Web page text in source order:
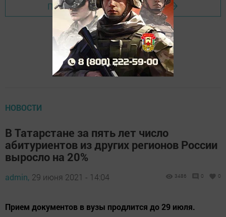
Перейти на страницу новости
НОВОСТИ
В Татарстане за пять лет число
абитуриентов из других регионов России
выросло на 20%
admin, 29 июня 2021 - 14:04 3486 0 0
Прием документов в вузы продлится до 29 июля.